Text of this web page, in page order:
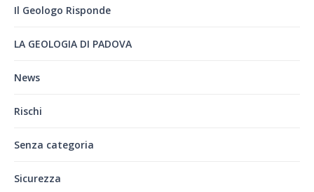
Il Geologo Risponde
LA GEOLOGIA DI PADOVA
News
Rischi
Senza categoria
Sicurezza